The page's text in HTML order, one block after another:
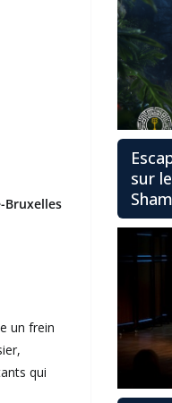
Bruxelles
un frein
qui
sur